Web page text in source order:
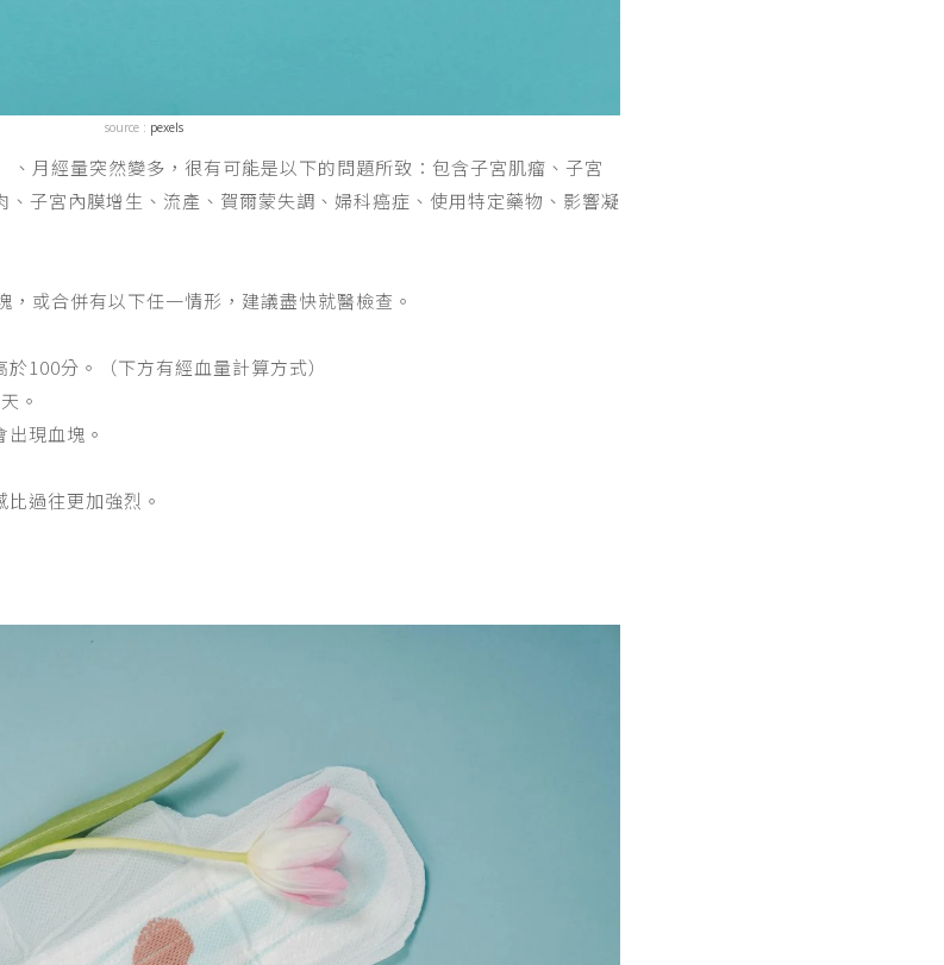
source : pexels
月經量突然變多，很有可能是以下的問題所致：包含子宮肌瘤、子宮
子宮內膜增生、流產、賀爾蒙失調、婦科癌症、使用特定藥物、影響凝
或合併有以下任一情形，建議盡快就醫檢查。
100分。（下方有經血量計算方式）
。
現血塊。
過往更加強烈。